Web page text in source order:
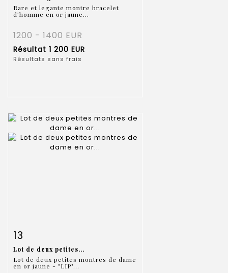
Rare et legante montre bracelet
d’homme en or jaune...
1200 - 1400 EUR
Résultat 1 200 EUR
Résultats sans frais
Fiche détaillée
13
Lot de deux petites...
Lot de deux petites montres de dame
en or jaune - "LIP"...